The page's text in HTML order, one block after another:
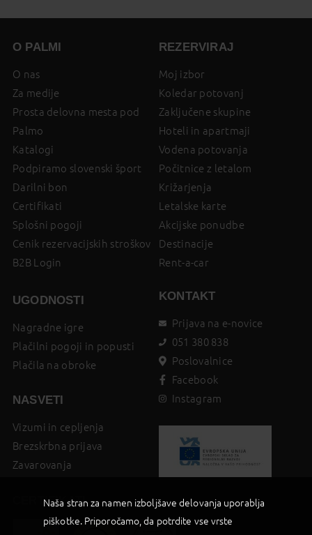
O PALMI
O nas
Za medije
Prosta delovna mesta pod
Palmo
Katalogi
Podpiramo slovenski šport
Darilni bon
Certifikati
Splošni pogoji
Cenik rezervacijskih stroškov
B2B Login
UGODNOSTI
Nagradne igre
Plačilni pogoji in popusti
Plačila na obroke
NASVETI
Vizumi in cepljenja
Brezskrbna prijava
Zavarovanja
REZERVIRAJ
Moj izbor
Koledar potovanj
Zaključene skupine
Hoteli in apartmaji
Vodena potovanja
Počitnice z letalom
Križarjenja
Letalske karte
Akcijske ponudbe
Destinacije
Rent-a-car
KONTAKT
Prijava na e-novice
051 380 838
Poslovalnice
Facebook
Instagram
CERTIFIKATI
Naša stran za namen izboljšave delovanja uporablja
piškotke. Priporočamo, da potrdite vse vrste